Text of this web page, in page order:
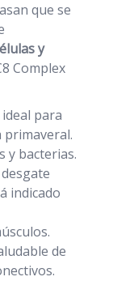
que se
y
Complex
para
primaveral.
y bacterias.
indicado
de